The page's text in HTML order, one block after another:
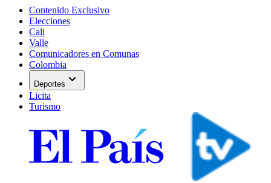
Contenido Exclusivo
Elecciones
Cali
Valle
Comunicadores en Comunas
Colombia
Deportes expand_more
Licita
Turismo